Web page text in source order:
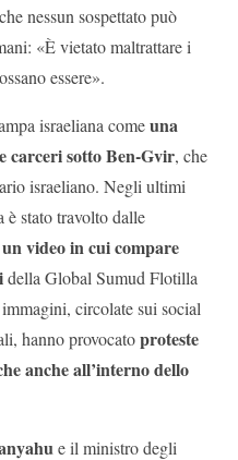
nessun sospettato può
«È vietato maltrattare i
essere».
israeliana comeuna
carceri sotto Ben-Gvir, che
israeliano. Negli ultimi
stato travolto dalle
video in cui compare
della Global Sumud Flotilla
circolate sui social
hanno provocatoproteste
anche all’interno dello
e il ministro degli